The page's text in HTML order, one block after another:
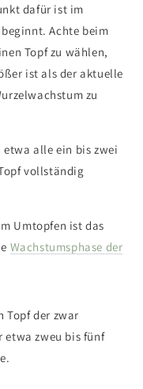
dafür ist im
Achte beim
Topf zu wählen,
ist als der aktuelle
zu
etwa alle ein bis zwei
vollständig
Umtopfen ist das
Wachstumsphase der
Topf der zwar
etwa zweu bis fünf